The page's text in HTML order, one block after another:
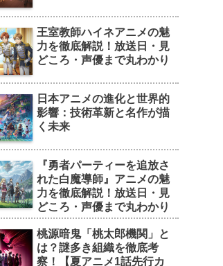
王室教師ハイネアニメの魅
力を徹底解説！放送日・見
どころ・声優まで丸わかり
日本アニメの進化と世界的
影響：技術革新と名作が描
く未来
『勇者パーティーを追放さ
れた白魔導師』アニメの魅
力を徹底解説！放送日・見
どころ・声優まで丸わかり
桃源暗鬼「桃太郎機関」と
は？謎多き組織を徹底考
察！【夏アニメ1話先行カ